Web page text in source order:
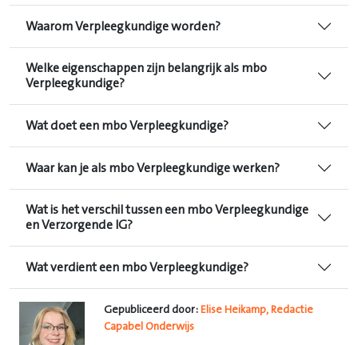
Waarom Verpleegkundige worden?
Welke eigenschappen zijn belangrijk als mbo
Verpleegkundige?
Wat doet een mbo Verpleegkundige?
Waar kan je als mbo Verpleegkundige werken?
Wat is het verschil tussen een mbo Verpleegkundige
en Verzorgende IG?
Wat verdient een mbo Verpleegkundige?
Gepubliceerd door: Elise Heikamp, Redactie
Capabel Onderwijs